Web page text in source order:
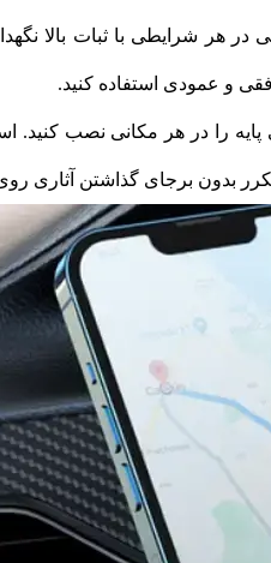
و عمودی استفاده کنید.
بدون برجای گذاشتن آثاری